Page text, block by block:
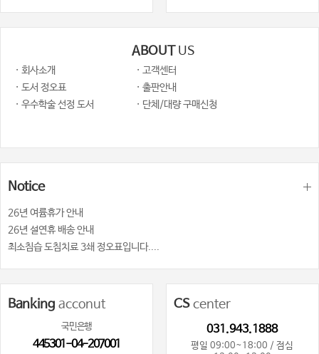
ABOUT US
· 회사소개
· 고객센터
· 도서 정오표
· 출판안내
· 우수학술 선정 도서
· 단체/대량 구매신청
Notice
26년 여륨휴가 안내
26년 설연휴 배송 안내
최소침습 도침치료 3쇄 정오표입니다....
Banking acconut
국민은행
445301-04-207001
CScenter
031.943.1888
평일 09:00~18:00 / 점심